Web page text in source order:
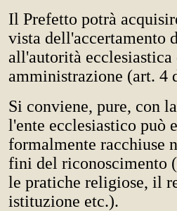
Il Prefetto potrà
vista dell'accertamento
all'autorità
amministrazione (art. 4
Si conviene, pure, con
l'ente ecclesiastico può
formalmente racchiuse
fini del riconoscimento
le pratiche religiose, il
istituzione etc.).